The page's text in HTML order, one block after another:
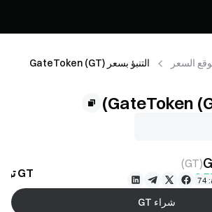
السعر التنبؤ بسعر GateToken (GT)
(
GT
)
GT توقع السعر
شراء GT